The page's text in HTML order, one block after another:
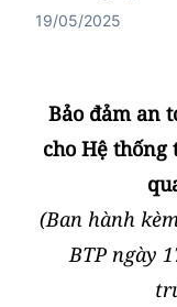
19/05/2025
Bảo đảm an
cho Hệ
(Ban hành
BTPngày